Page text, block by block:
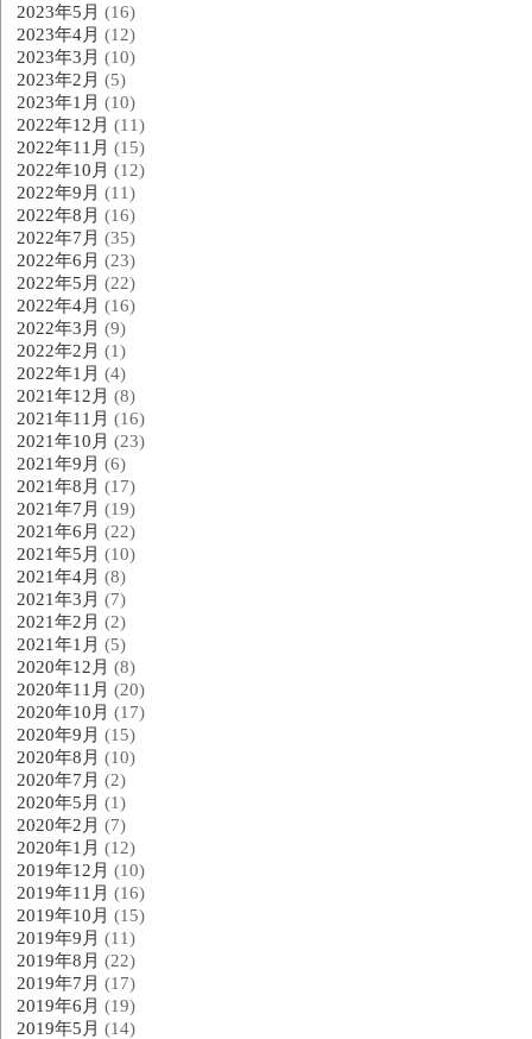
2023年5月 (16)
2023年4月 (12)
2023年3月 (10)
2023年2月 (5)
2023年1月 (10)
2022年12月 (11)
2022年11月 (15)
2022年10月 (12)
2022年9月 (11)
2022年8月 (16)
2022年7月 (35)
2022年6月 (23)
2022年5月 (22)
2022年4月 (16)
2022年3月 (9)
2022年2月 (1)
2022年1月 (4)
2021年12月 (8)
2021年11月 (16)
2021年10月 (23)
2021年9月 (6)
2021年8月 (17)
2021年7月 (19)
2021年6月 (22)
2021年5月 (10)
2021年4月 (8)
2021年3月 (7)
2021年2月 (2)
2021年1月 (5)
2020年12月 (8)
2020年11月 (20)
2020年10月 (17)
2020年9月 (15)
2020年8月 (10)
2020年7月 (2)
2020年5月 (1)
2020年2月 (7)
2020年1月 (12)
2019年12月 (10)
2019年11月 (16)
2019年10月 (15)
2019年9月 (11)
2019年8月 (22)
2019年7月 (17)
2019年6月 (19)
2019年5月 (14)